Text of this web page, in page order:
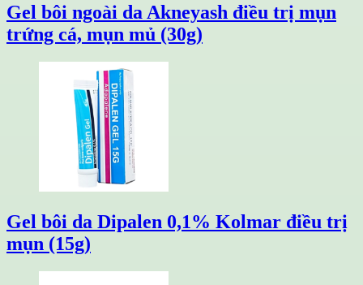
Gel bôi ngoài da Akneyash điều trị mụn
trứng cá, mụn mủ (30g)
Gel bôi da Dipalen 0,1% Kolmar điều trị
mụn (15g)